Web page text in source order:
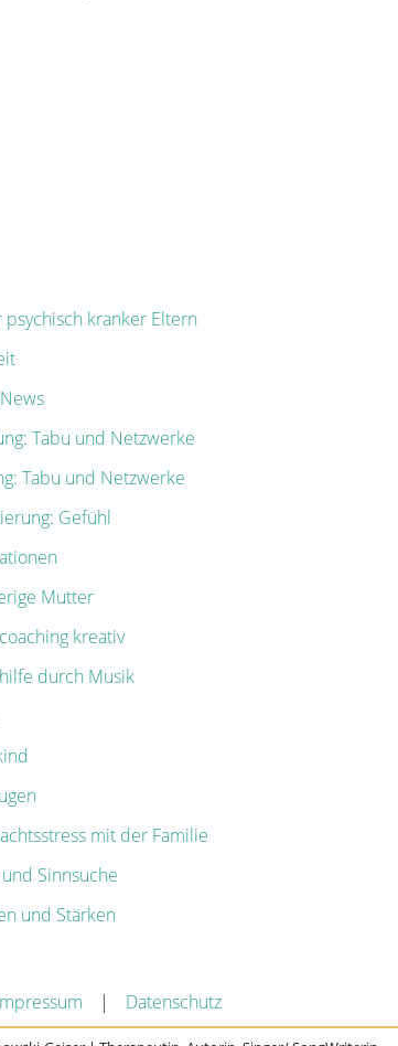
psychisch kranker Eltern
Tabu und Netzwerke
Tabu und Netzwerke
Gefühl
Mutter
kreativ
durch Musik
mit der Familie
Sinnsuche
und Stärken
| Datenschutz